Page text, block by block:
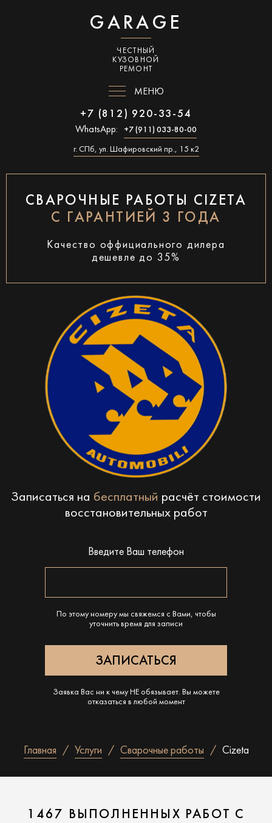
GARAGE
ЧЕСТНЫЙ
КУЗОВНОЙ
РЕМОНТ
МЕНЮ
+7 (812) 920-33-54
WhatsApp: +7 (911) 033-80-00
г. СПб, ул. Шафировский пр., 15 к2
СВАРОЧНЫЕ РАБОТЫ CIZETA
С ГАРАНТИЕЙ 3 ГОДА
Качество оффициального дилера
дешевле до 35%
Записаться на бесплатный расчёт стоимости
восстановительных работ
Введите Ваш телефон
По этому номеру мы свяжемся с Вами, чтобы
уточнить время для записи
Заявка Вас ни к чему НЕ обязывает. Вы можете
отказаться в любой момент
Главная Услуги Сварочные работы Cizeta
1467 ВЫПОЛНЕННЫХ РАБОТ С